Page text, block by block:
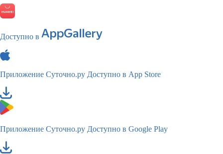
Доступно в
Приложение Суточно.ру Доступно в App Store
Приложение Суточно.ру Доступно в Google Play